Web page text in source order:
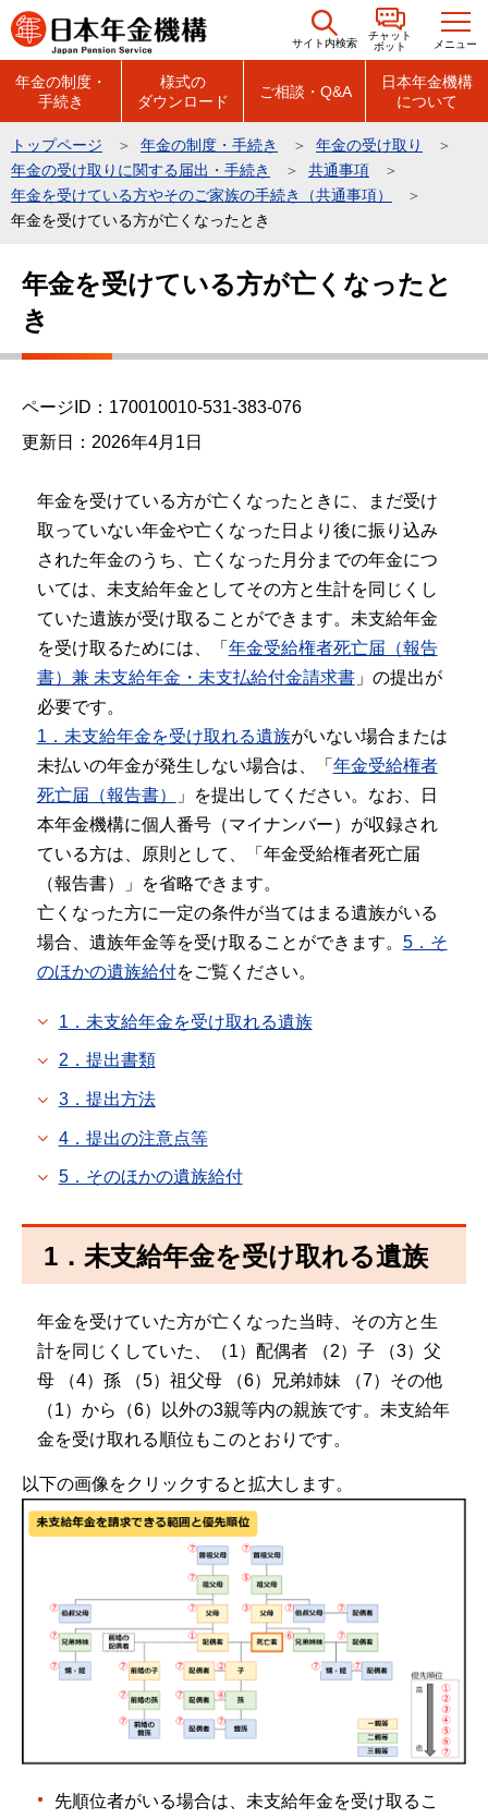
こ
の
の
先
頭
サイト内検索
チャット
ボット
メニュー
年金の制度・
手続き
様式の
ダウンロード
ご相談・Q&A
日本年金機構
について
トップページ 年金の制度・手続き
年金の受け取り
年金の受け取りに関する届出・手続き
共通事項
年金を受けている方やそのご家族の手続き（共通事項）
年金を受けている方が亡くなったとき
年金を受けている方が亡くなったと
き
ページID：170010010-531-383-076
更新日：2026年4月1日
年金を受けている方が亡くなったときに、まだ受け
取っていない年金や亡くなった日より後に振り込み
された年金のうち、亡くなった月分までの年金につ
いては、未支給年金としてその方と生計を同じくし
ていた遺族が受け取ることができます。未支給年金
を受け取るためには、「 年金受給権者死亡届（報告
書）兼 未支給年金・未支払給付金請求書」の提出が
必要です。
1．未支給年金を受け取れる遺族がいない場合または
未払いの年金が発生しない場合は、「 年金受給権者
死亡届（報告書）
」を提出してください。なお、日
本年金機構に個人番号（マイナンバー）が収録され
ている方は、原則として、「年金受給権者死亡届
（報告書）」を省略できます。
亡くなった方に一定の条件が当てはまる遺族がいる
場合、遺族年金等を受け取ることができます。 5．そ
のほかの遺族給付をご覧ください。
1．未支給年金を受け取れる遺族
2．提出書類
3．提出方法
4．提出の注意点等
5．そのほかの遺族給付
1．未支給年金を受け取れる遺族
年金を受けていた方が亡くなった当時、その方と生
計を同じくしていた、（1）配偶者 （2）子 （3）父
母 （4）孫 （5）祖父母 （6）兄弟姉妹 （7）その他
（1）から（6）以外の3親等内の親族です。未支給年
金を受け取れる順位もこのとおりです。
以下の画像をクリックすると拡大します。
先順位者がいる場合は、未支給年金を受け取るこ